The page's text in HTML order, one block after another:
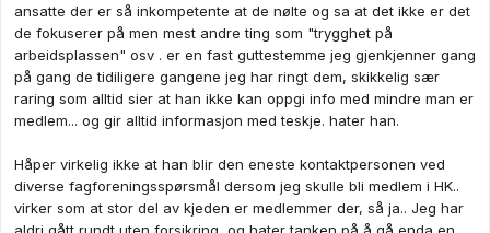
Det treng ikkje nødvendigvis å være ein profesjonell
karriereveileder, det kan også kome langt ved å "tenke høgt"
saman med ein venn for å utforske ulike alternativ. Det kan
også være veldig aktuelt å prate med nokon som kjenner ulike
arbeidsmarkeder, til dømes kan du kanskje sjekke opp kvar
dei du studerte saman med har enda opp. Eg er heilt sikker på
sikkert nokon som har brukt same utdanninga som du har til å
finne jobb i bransjar du kanskje ikkje har tenkt over ein gong.
Eit litt banalt eksempel er at dersom du er utdanna som geolog
ansatte der er så inkompetente at de nølte og sa at det ikke er det
de fokuserer på men mest andre ting som "trygghet på
arbeidsplassen" osv . er en fast guttestemme jeg gjenkjenner gang
på gang de tidiligere gangene jeg har ringt dem, skikkelig sær
raring som alltid sier at han ikke kan oppgi info med mindre man er
medlem... og gir alltid informasjon med teskje. hater han.
Håper virkelig ikke at han blir den eneste kontaktpersonen ved
diverse fagforeningsspørsmål dersom jeg skulle bli medlem i HK..
virker som at stor del av kjeden er medlemmer der, så ja.. Jeg har